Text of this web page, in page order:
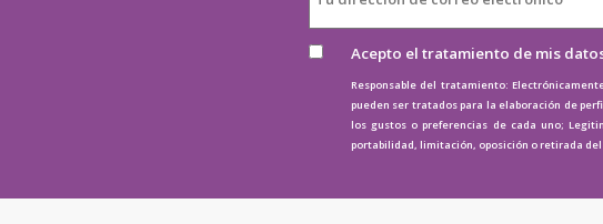
Acepto el tratamiento de mis
Responsable del tratamiento:
pueden ser tratados para la elaboración de
los gustos o preferencias de cada uno;
portabilidad, limitación, oposición o retirada